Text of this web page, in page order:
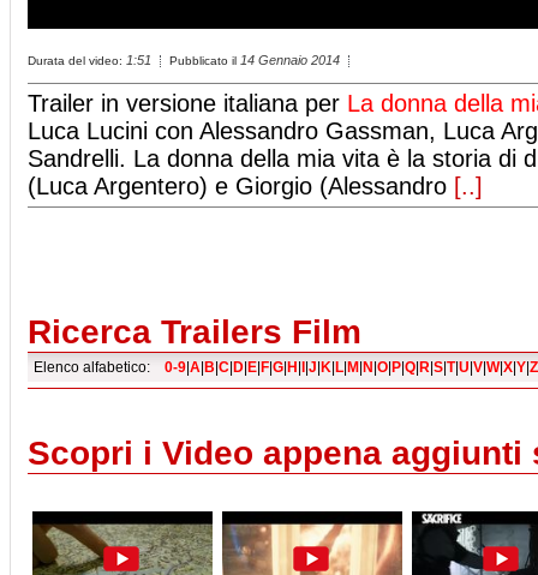
Durata del video: 1:51 Pubblicato il 14 Gennaio 2014
Trailer in versione italiana per La donna della
Luca Lucini con Alessandro Gassman, Luca
Sandrelli. La donna della mia vita è la storia di
(Luca Argentero) e Giorgio (Alessandro [..]
Ricerca Trailers Film
Elenco alfabetico: 0-9|A|B|C|D|E|F|G|H|I|J|K|L|M|N|O|P|Q|R|S|T|U|V|W|X|Y|Z
Scopri i Video appena aggiunti